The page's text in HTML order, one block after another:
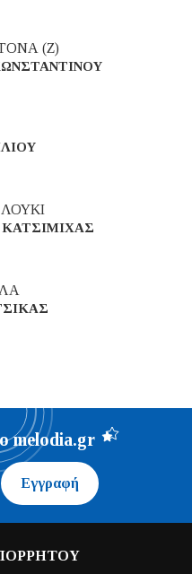
(Ζ)
melodia.gr
Εγγραφή